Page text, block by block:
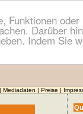
Funktionen oder
Darüber
Indem Sie
Mediadaten Preise